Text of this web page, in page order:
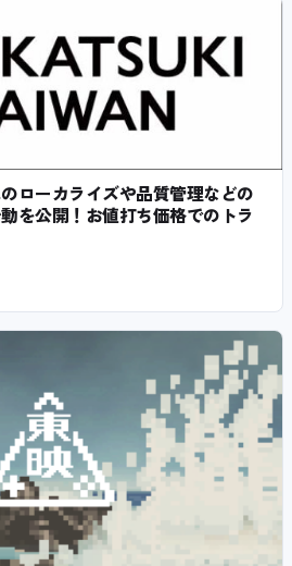
ローカライズや品質管理などの
を公開！お値打ち価格でのトラ